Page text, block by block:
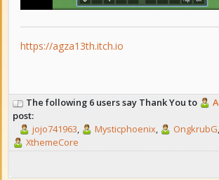
https://agza13th.itch.io
The following 6 users say Thank You to
post:
jojo741963
Mysticphoenix OngkrubG
XthemeCore